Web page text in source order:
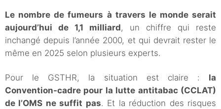
Le nombre de fumeurs à travers le monde serait
aujourd’hui de 1,1 milliard, un chiffre qui reste
inchangé depuis l’année 2000, et qui devrait rester le
même en 2025 selon plusieurs experts.
Pour le GSTHR, la situation est claire : la
Convention-cadre pour la lutte antitabac (CCLAT)
de l’OMS ne suffit pas. Et la réduction des risques